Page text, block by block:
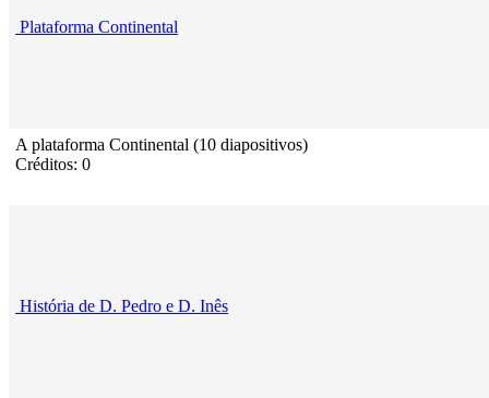
Plataforma Continental
A plataforma Continental (10 diapositivos)
Créditos: 0
História de D. Pedro e D. Inês